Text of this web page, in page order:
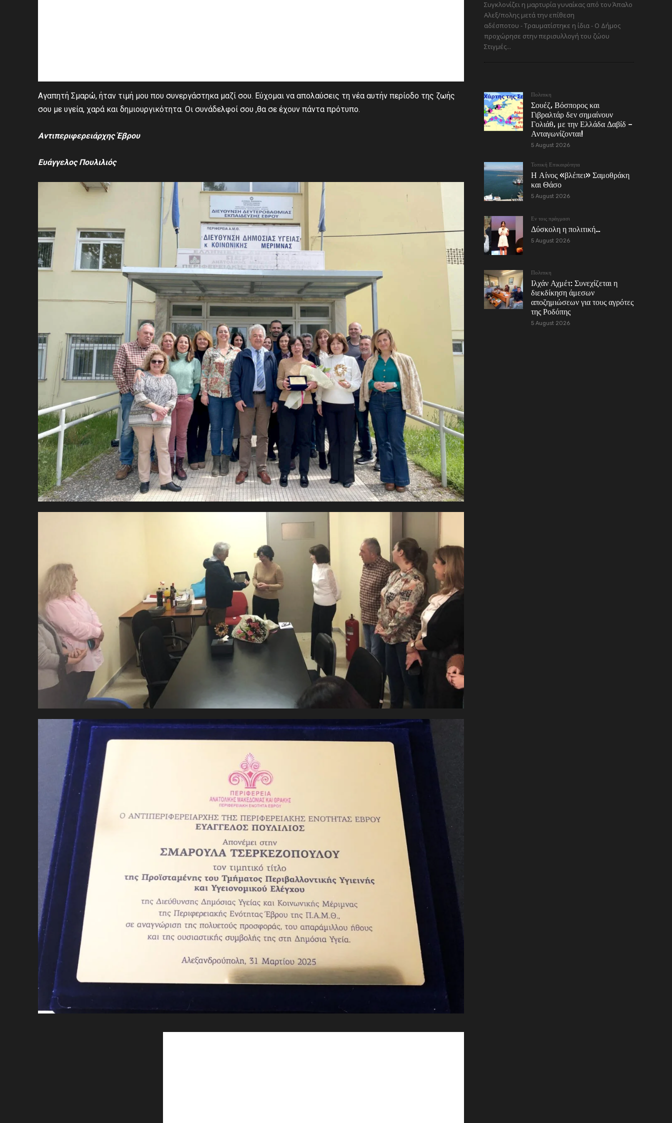
Αγαπητή Σμαρώ, ήταν τιμή μου που συνεργάστηκα μαζί σου. Εύχομαι να απολαύσεις τη νέα αυτήν περίοδο της ζωής
σου με υγεία, χαρά και δημιουργικότητα. Οι συνάδελφοί σου ,θα σε έχουν πάντα πρότυπο.
Αντιπεριφερειάρχης Έβρου
Ευάγγελος Πουλιλιός
Συγκλονίζει η μαρτυρία γυναίκας από τον Άπαλο
Αλεξ/πολης μετά την επίθεση
αδέσποτου - Τραυματίστηκε η ίδια - Ο Δήμος
προχώρησε στην περισυλλογή του ζώου
Στιγμές...
Πολιτικη
Σουέζ, Βόσπορος και
Γιβραλτάρ δεν σημαίνουν
Γολιάθ, με την Ελλάδα Δαβίδ –
Ανταγωνίζονται!
5 August 2026
Τοπική Επικαιρότητα
Η Αίνος «βλέπει» Σαμοθράκη
και Θάσο
5 August 2026
Εν τοις πράγμασι
Δύσκολη η πολιτική…
5 August 2026
Πολιτικη
Ιλχάν Αχμέτ: Συνεχίζεται η
διεκδίκηση άμεσων
αποζημιώσεων για τους αγρότες
της Ροδόπης
5 August 2026